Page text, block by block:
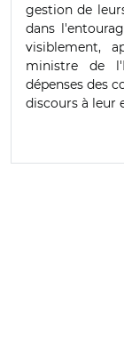
gestion de
dans
visiblement,
ministre de
dépenses des
discours à leur